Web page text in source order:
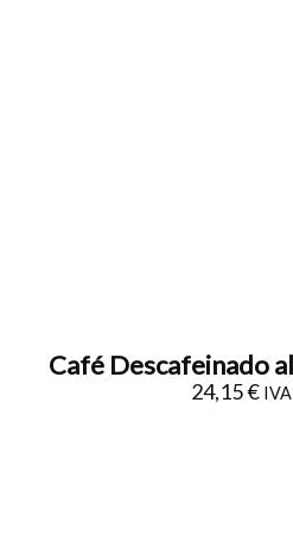
Café Descafeinado
24,15€